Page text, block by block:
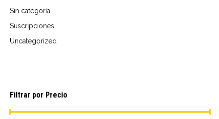
Sin categoría
Suscripciones
Uncategorized
Filtrar por Precio